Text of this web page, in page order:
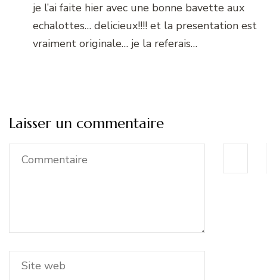
je l’ai faite hier avec une bonne bavette aux
echalottes… delicieux!!!! et la presentation est
vraiment originale… je la referais…
Laisser un commentaire